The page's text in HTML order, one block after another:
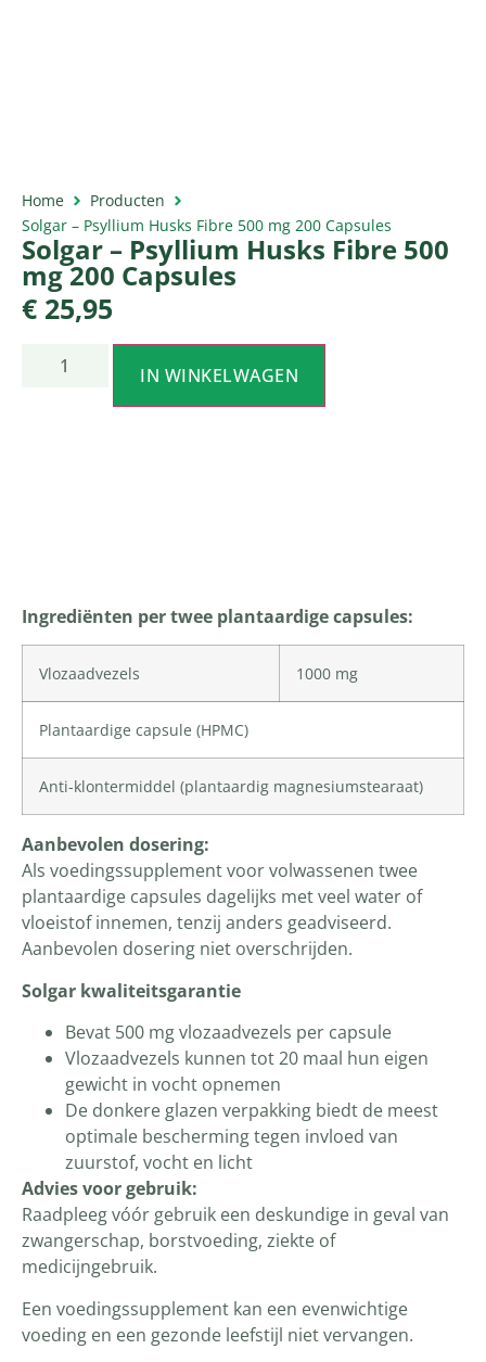
Home
Producten
Solgar – Psyllium Husks Fibre 500 mg 200 Capsules
Solgar – Psyllium Husks Fibre 500
mg 200 Capsules
€ 25,95
IN WINKELWAGEN
Ingrediënten per twee plantaardige capsules:
Vlozaadvezels 1000 mg
Plantaardige capsule (HPMC)
Anti-klontermiddel (plantaardig magnesiumstearaat)
Aanbevolen dosering:
Als voedingssupplement voor volwassenen twee
plantaardige capsules dagelijks met veel water of
vloeistof innemen, tenzij anders geadviseerd.
Aanbevolen dosering niet overschrijden.
Solgar kwaliteitsgarantie
Bevat 500 mg vlozaadvezels per capsule
Vlozaadvezels kunnen tot 20 maal hun eigen
gewicht in vocht opnemen
De donkere glazen verpakking biedt de meest
optimale bescherming tegen invloed van
zuurstof, vocht en licht
Advies voor gebruik:
Raadpleeg vóór gebruik een deskundige in geval van
zwangerschap, borstvoeding, ziekte of
medicijngebruik.
Een voedingssupplement kan een evenwichtige
voeding en een gezonde leefstijl niet vervangen.